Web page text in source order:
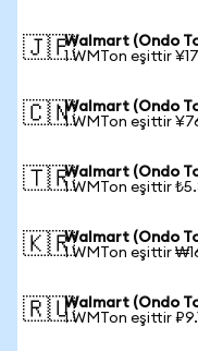
🇯🇵Walmart (Ondo
1 WMTon eşittir
🇨🇳Walmart (Ondo
1 WMTon eşittir
🇹🇷Walmart (Ondo
1 WMTon eşittir
🇰🇷Walmart (Ondo
1 WMTon eşittir
🇷🇺Walmart (Ondo
1 WMTon eşittir